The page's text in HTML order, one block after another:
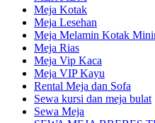
Meja Kotak
Meja Lesehan
Meja Melamin Kotak
Meja Rias
Meja Vip Kaca
Meja VIP Kayu
Rental Meja dan Sofa
Sewa kursi dan meja bulat
Sewa Meja